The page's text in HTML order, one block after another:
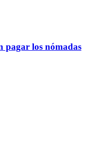
pagar los nómadas